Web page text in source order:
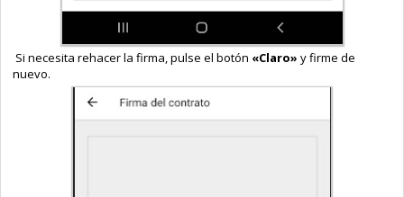
Si necesita rehacer la firma, pulse el botón «Claro» y firme de
nuevo.